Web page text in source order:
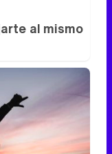
al mismo